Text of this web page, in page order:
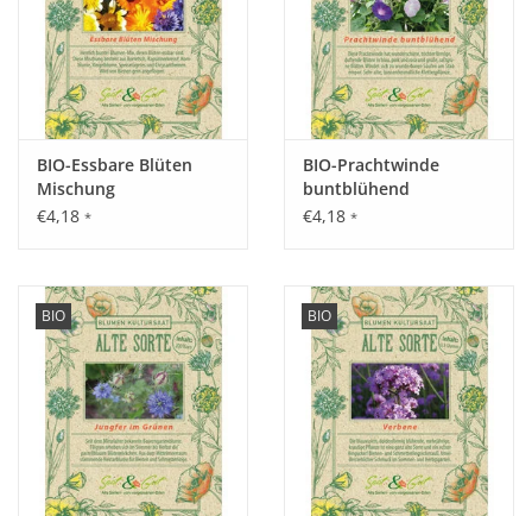
Bienenfreund.
Tipp:
Zur Beschattung des unteren Teils bieten sich ergänzende
Bodendecker an.
Inhalt:
BIO-Essbare Blüten
Mischung
€4,18 *
BIO-Prachtwinde
buntblühend
€4,18 *
BIO BIO